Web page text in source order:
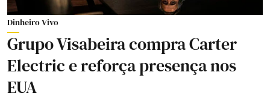
Dinheiro Vivo
Grupo Visabeira compra Carter
Electric e reforça presença nos
EUA